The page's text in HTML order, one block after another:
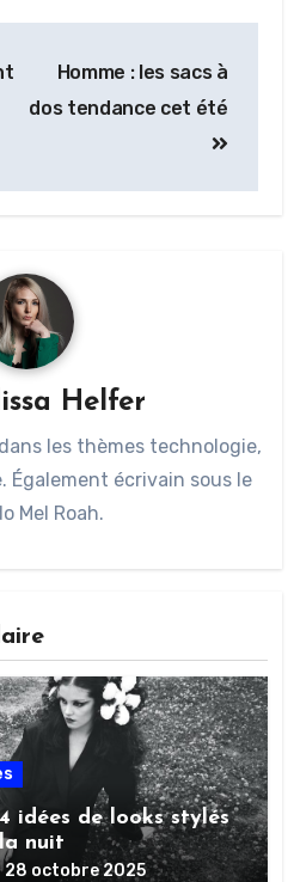
Homme : les sacs à
dos tendance cet été
Helfer
les thèmes technologie,
Également écrivain sous le
Mel Roah.
idées de looks stylés
nuit
28 octobre 2025